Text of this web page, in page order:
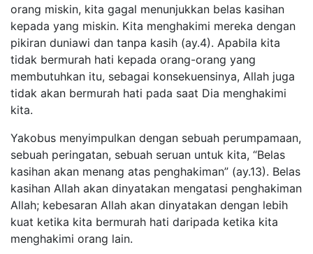
orang miskin, kita gagal menunjukkan belas kasihan
kepada yang miskin. Kita menghakimi mereka dengan
pikiran duniawi dan tanpa kasih (ay.4). Apabila kita
tidak bermurah hati kepada orang-orang yang
membutuhkan itu, sebagai konsekuensinya, Allah juga
tidak akan bermurah hati pada saat Dia menghakimi
kita.
Yakobus menyimpulkan dengan sebuah perumpamaan,
sebuah peringatan, sebuah seruan untuk kita, “Belas
kasihan akan menang atas penghakiman” (ay.13). Belas
kasihan Allah akan dinyatakan mengatasi penghakiman
Allah; kebesaran Allah akan dinyatakan dengan lebih
kuat ketika kita bermurah hati daripada ketika kita
menghakimi orang lain.